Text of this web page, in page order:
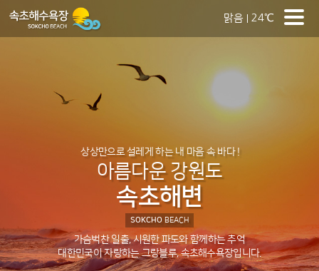
맑음 24℃
상상만으로 설레게 하는 내 마음 속 바다 !
아름다운 강원도
속초해변
SOKCHO BEACH
가슴벅찬 일출, 시원한 파도와 함께하는 추억
대한민국이 자랑하는 그랑블루, 속초해수욕장입니다.